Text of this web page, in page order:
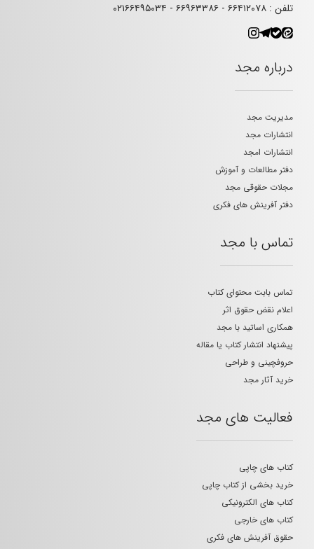
تلفن : ۶۶۴۱۲۰۷۸ - ۶۶۹۶۳۳۸۶ - ۰۲۱۶۶۴۹۵۰۳۴
درباره مجد
مدیریت مجد
انتشارات مجد
انتشارات امجد
دفتر مطالعات و آموزش
مجلات حقوقی مجد
دفتر آفرینش های فکری
تماس با مجد
تماس بابت محتوای کتاب
اعلام نقض حقوق اثر
همکاری اساتید با مجد
پیشنهاد انتشار کتاب یا مقاله
حروفچینی و طراحی
خرید آثار مجد
فعالیت های مجد
کتاب های چاپی
خرید بخشی از کتاب چاپی
کتاب های الکترونیکی
کتاب های خارجی
حقوق آفرینش های فکری